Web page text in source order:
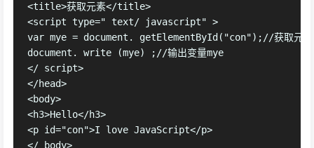
<title>获取元素</title>
<script type=" text/ javascript" >
var mye = document. getElementById("con");//获取元素
document. write (mye) ;//输出变量mye
</ script>
</head>
<body>
<h3>Hello</h3>
<p id="con">I love JavaScript</p>
</ body>